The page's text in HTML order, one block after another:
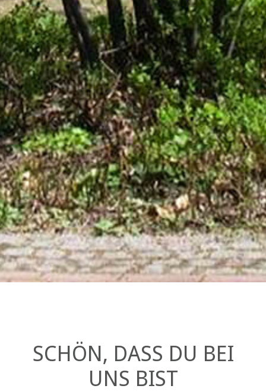
SCHÖN, DASS DU BEI
UNS BIST